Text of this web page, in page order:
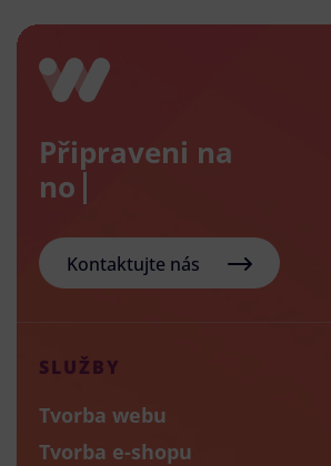
Připraveni na
nový e-
Kontaktujte nás
SLUŽBY
Tvorba webu
Tvorba e-shopu